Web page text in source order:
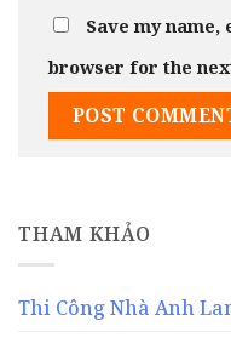
Save my
browser for the
THAM KHẢO
Thi Công Nhà Anh